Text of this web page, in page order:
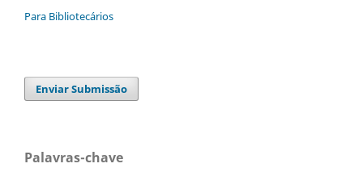
Para Bibliotecários
Enviar Submissão
Palavras-chave